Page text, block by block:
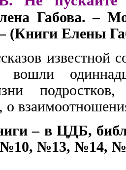
Габова. –
(Книги Елены
известной
вошли
о
– в ЦДБ,
№13, №14,